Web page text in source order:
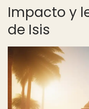
Impacto y
de Isis